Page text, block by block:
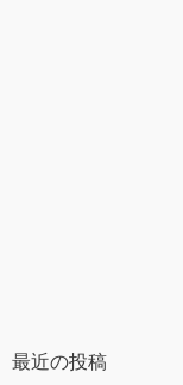
最近の投稿